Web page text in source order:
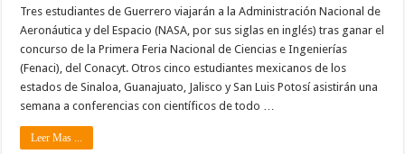
Tres estudiantes de Guerrero viajarán a la Administración Nacional de
Aeronáutica y del Espacio (NASA, por sus siglas en inglés) tras ganar el
concurso de la Primera Feria Nacional de Ciencias e Ingenierías
(Fenaci), del Conacyt. Otros cinco estudiantes mexicanos de los
estados de Sinaloa, Guanajuato, Jalisco y San Luis Potosí asistirán una
semana a conferencias con científicos de todo …
Leer Mas ...